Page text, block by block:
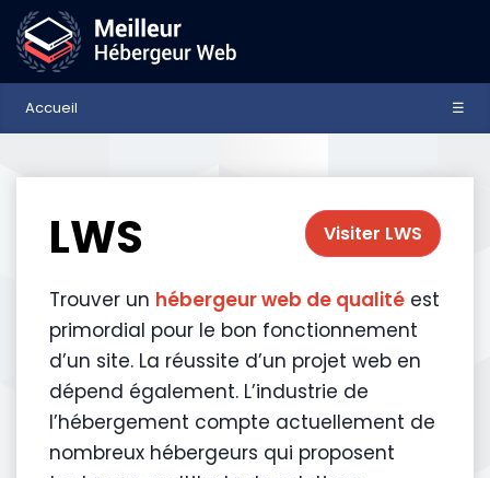
Accueil ☰
LWS
Trouver un hébergeur web de qualité est
primordial pour le bon fonctionnement
d’un site. La réussite d’un projet web en
dépend également. L’industrie de
l’hébergement compte actuellement de
nombreux hébergeurs qui proposent
Visiter LWS